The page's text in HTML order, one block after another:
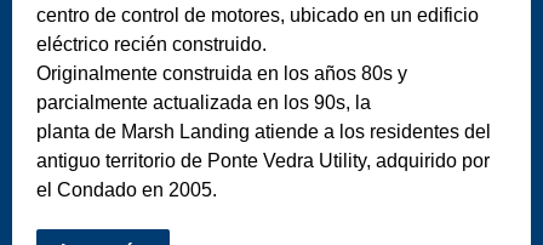
centro de control de motores, ubicado en un edificio
eléctrico recién construido.
Originalmente construida en los años 80s y
parcialmente actualizada en los 90s, la
planta de Marsh Landing atiende a los residentes del
antiguo territorio de Ponte Vedra Utility, adquirido por
el Condado en 2005.